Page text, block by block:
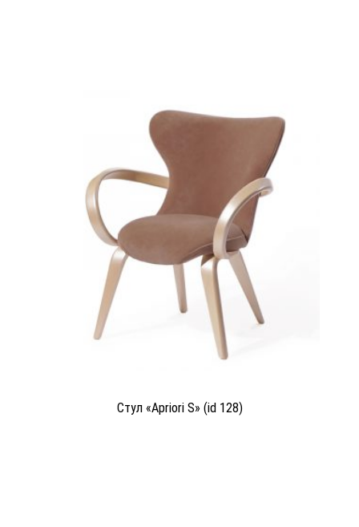
Стул «Apriori S» (id 128)